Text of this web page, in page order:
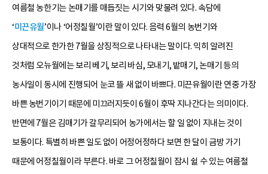
여름철 농한기는 논매기를 매듭짓는 시기와 맞물려 있다. 속담에
‘미끈유월’이나 ‘어정칠월’이란 말이 있다. 음력 6월의 농번기와
상대적으로 한가한 7월을 상징적으로 나타내는 말이다. 익히 알려진
것처럼 오뉴월에는 보리 베기, 보리 바심, 모내기, 밭매기, 논매기 등의
농사일이 동시에 진행되어 눈코 뜰 새 없이 바쁘다. 미끈유월이란 연중 가장
바쁜 농번기이기 때문에 미끄러지듯이 6월이 후딱 지나간다는 의미이다.
반면에 7월은 김매기가 갈무리되어 농가에서는 할 일 없이 지내는 것이
보통이다. 특별히 바쁜 일도 없이 어정어정하다 보면 한 달이 금방 가기
때문에 어정칠월이라 부른다. 바로 그 어정칠월이 잠시 쉴 수 있는 여름철